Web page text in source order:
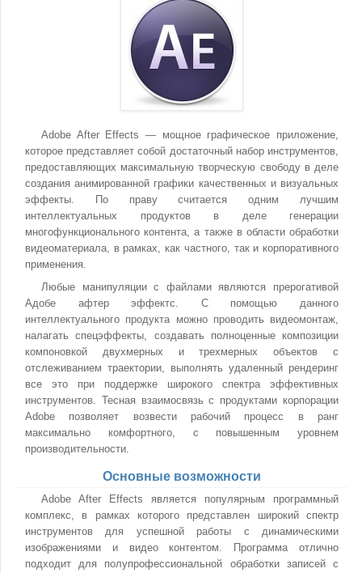
Adobe After Effects — мощное графическое приложение,
которое представляет собой достаточный набор инструментов,
предоставляющих максимальную творческую свободу в деле
создания анимированной графики качественных и визуальных
эффекты. По праву считается одним лучшим
интеллектуальных продуктов в деле генерации
многофункционального контента, а также в области обработки
видеоматериала, в рамках, как частного, так и корпоративного
применения.
Любые манипуляции с файлами являются прерогативой
Адобе афтер эффектс. С помощью данного
интеллектуального продукта можно проводить видеомонтаж,
налагать спецэффекты, создавать полноценные композиции
компоновкой двухмерных и трехмерных объектов с
отслеживанием траектории, выполнять удаленный рендеринг
все это при поддержке широкого спектра эффективных
инструментов. Тесная взаимосвязь с продуктами корпорации
Adobe позволяет возвести рабочий процесс в ранг
максимально комфортного, с повышенным уровнем
производительности.
Основные возможности
Adobe After Effects является популярным программный
комплекс, в рамках которого представлен широкий спектр
инструментов для успешной работы с динамическими
изображениями и видео контентом. Программа отлично
подходит для полупрофессиональной обработки записей с